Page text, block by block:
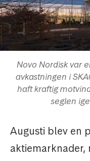
Novo Nordisk var
avkastningen i
haft kraftig
seglen
Augusti blev en
aktiemarknader,